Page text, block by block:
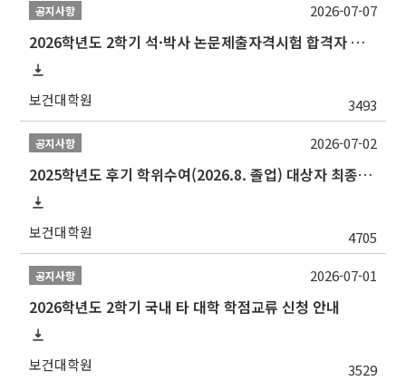
공지사항
2026학년도 2학기 석·박사 논문제출자격시험 합격자 공고(TSQ Exam Result)
보건대학원 3493
2026-07-07
공지사항
2025학년도 후기 학위수여(2026.8. 졸업) 대상자 최종인준 논문 제출 안내
보건대학원 4705
2026-07-02
공지사항
2026학년도 2학기 국내 타 대학 학점교류 신청 안내
보건대학원 3529
2026-07-01